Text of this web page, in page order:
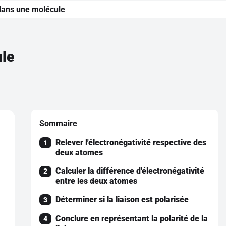
une molécule
Sommaire
1
Relever l'électronégativité respective des
deux atomes
2
Calculer la différence d'électronégativité
entre les deux atomes
3 Déterminer si la liaison est polarisée
4
Conclure en représentant la polarité de la